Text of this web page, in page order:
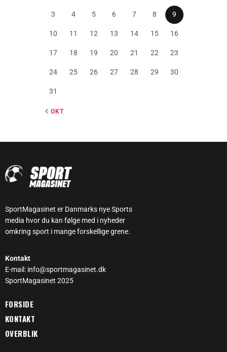
3 4 5 6 7 8 9
10 11 12 13 14 15 16
17 18 19 20 21 22 23
24 25 26 27 28 29 30
31
« OKT
SportMagasinet er Danmarks nye Sports
media hvor du kan følge med i nyheder
omkring sport i mange forskellige grene.
Kontakt
E-mail: info@sportmagasinet.dk
SportMagasinet 2025
FORSIDE
KONTAKT
OVERBLIK